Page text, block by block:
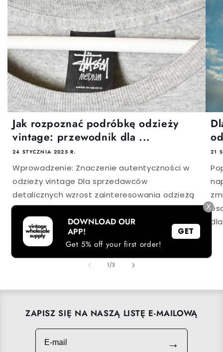
Jak rozpoznać podróbkę odzieży
vintage: przewodnik dla ...
24 STYCZNIA 2025 R.
Wprowadzenie: Znaczenie autentyczności w
odzieży vintage Dla sprzedawców
detalicznych wzrost zainteresowania odzieżą
vintage sprawia, że wyzwanie pozyskiwania
autentycznych przedmiotów, przy
jednoczesnym unikaniu podróbek, stało się...
21
1/z3
ZAPISZ SIĘ NA NASZĄ LISTĘ E-MAILOWĄ
E-mail
→
X
DOWNLOAD OUR
APP!
Get 5% off your first order!
GET